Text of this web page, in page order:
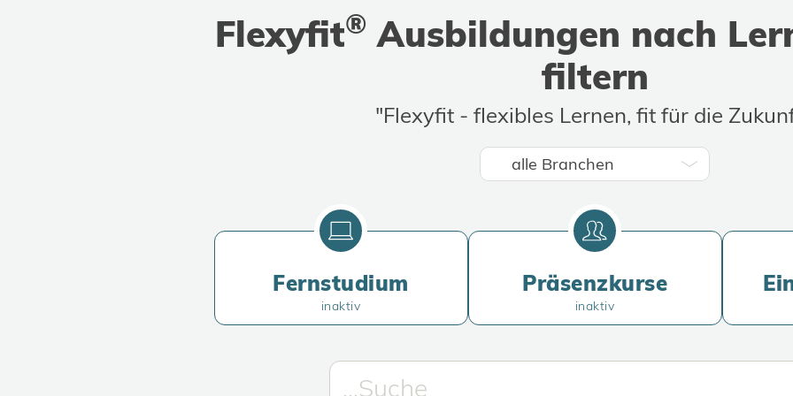
extremen Spaß macht!
Flexyfit® Ausbildungen nach
filtern
"Flexyfit - flexibles Lernen, fit für die
Fernstudium
inaktiv
Präsenzkurse
inaktiv